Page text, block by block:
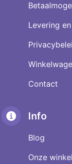
Levering
Contact
Info
Blog
Onze winkel